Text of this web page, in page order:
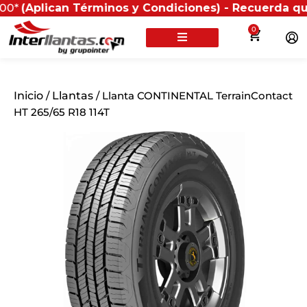
Términos y Condiciones) - Recuerda que si
0
Inicio / Llantas / Llanta CONTINENTAL TerrainContact
HT 265/65 R18 114T